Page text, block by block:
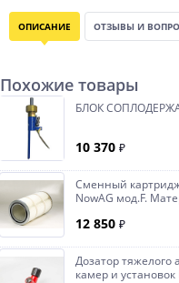
ОПИСАНИЕ ОТЗЫВЫ И
Похожие товары
БЛОК
10 370 ₽
Сменный
NowAG мод.F.
12 850 ₽
Дозатор тяжелого
камер и установок